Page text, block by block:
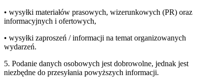
• wysyłki materiałów prasowych, wizerunkowych (PR) oraz
informacyjnych i ofertowych,
• wysyłki zaproszeń / informacji na temat organizowanych
wydarzeń.
5. Podanie danych osobowych jest dobrowolne, jednak jest
niezbędne do przesyłania powyższych informacji.